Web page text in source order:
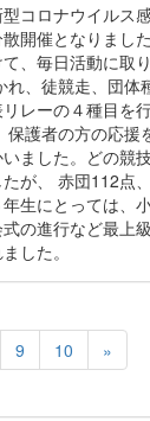
コロナウイルス
開催となりまし
、毎日活動に取
れ、徒競走、団体
レーの４種目を
保護者の方の応援
ました。どの競
が、 赤団112点
生にとっては、
の進行など最上
した。
9 10 »